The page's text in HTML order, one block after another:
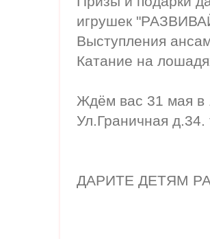
игрушек
Выступления
Катание на
Ждём вас 31 мая в
Ул.Граничная
ДАРИТЕ ДЕТЯМ